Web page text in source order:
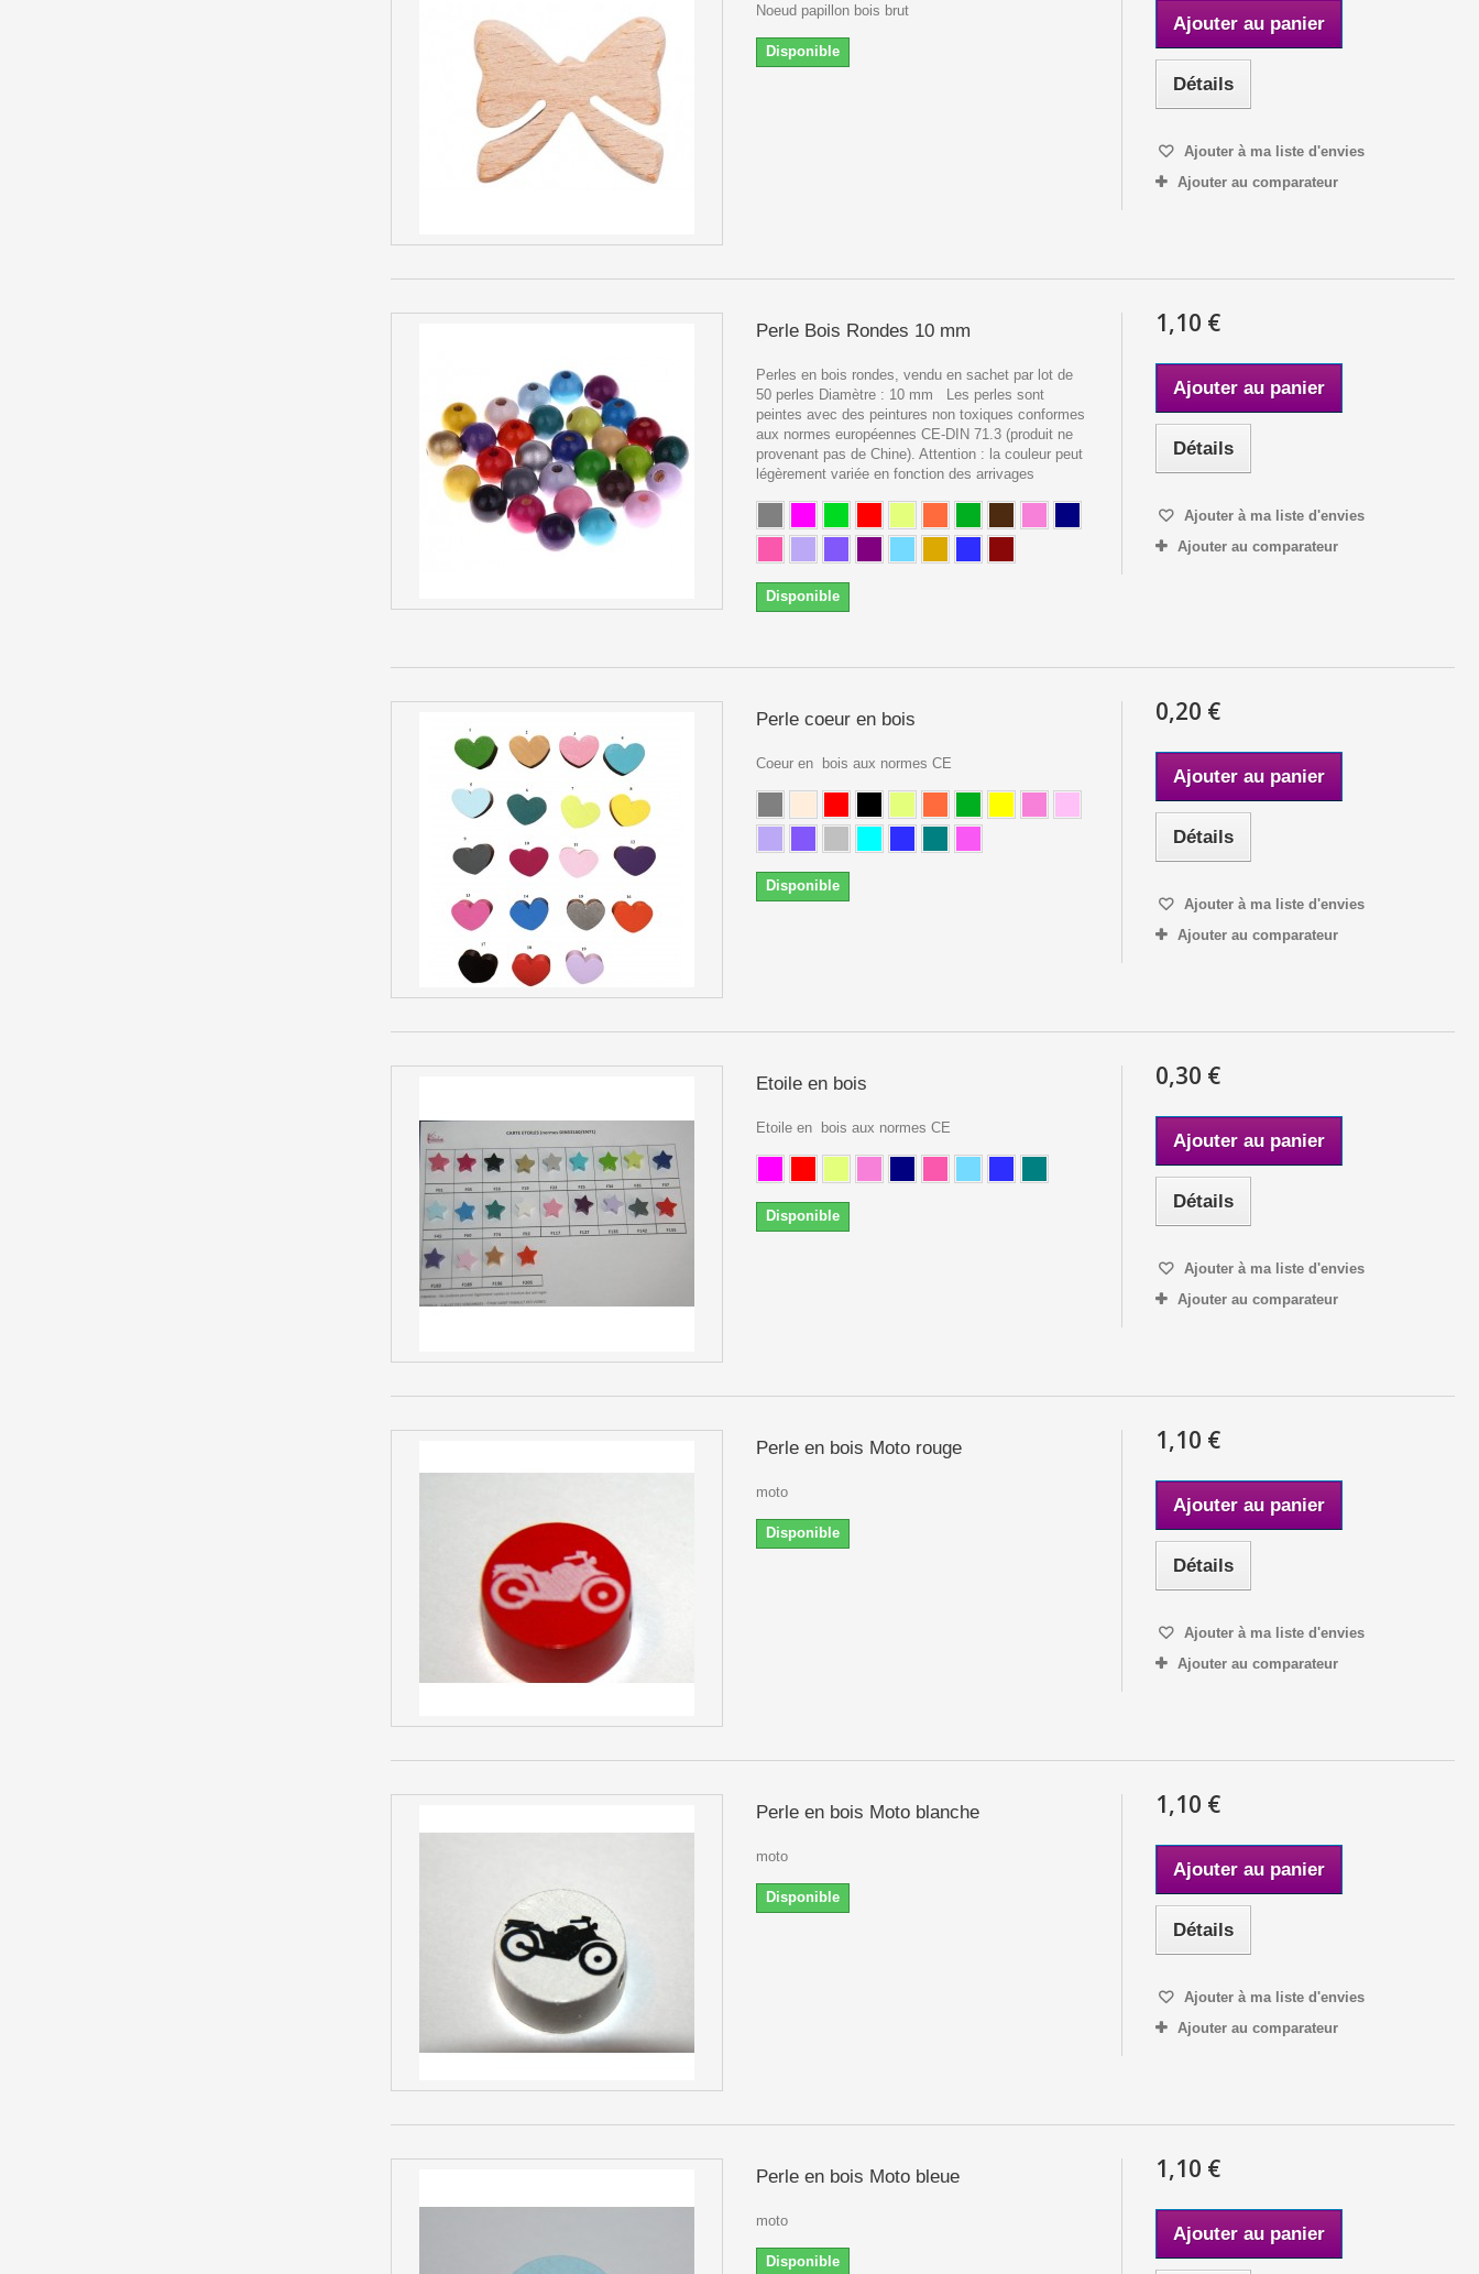
Noeud papillon bois brut
Disponible
Ajouter au panier
Détails
Ajouter à ma liste d'envies
Ajouter au comparateur
Perle Bois Rondes 10 mm
Perles en bois rondes, vendu en sachet par lot de
50 perles Diamètre : 10 mm Les perles sont
peintes avec des peintures non toxiques conformes
aux normes européennes CE-DIN 71.3 (produit ne
provenant pas de Chine). Attention : la couleur peut
légèrement variée en fonction des arrivages
Disponible
1,10 €
Ajouter au panier
Détails
Ajouter à ma liste d'envies
Ajouter au comparateur
Perle coeur en bois
Coeur en bois aux normes CE
Disponible
0,20 €
Ajouter au panier
Détails
Ajouter à ma liste d'envies
Ajouter au comparateur
Etoile en bois
Etoile en bois aux normes CE
Disponible
0,30 €
Ajouter au panier
Détails
Ajouter à ma liste d'envies
Ajouter au comparateur
Perle en bois Moto rouge
moto
Disponible
1,10 €
Ajouter au panier
Détails
Ajouter à ma liste d'envies
Ajouter au comparateur
Perle en bois Moto blanche
moto
Disponible
1,10 €
Ajouter au panier
Détails
Ajouter à ma liste d'envies
Ajouter au comparateur
Perle en bois Moto bleue
moto
Disponible
1,10 €
Ajouter au panier